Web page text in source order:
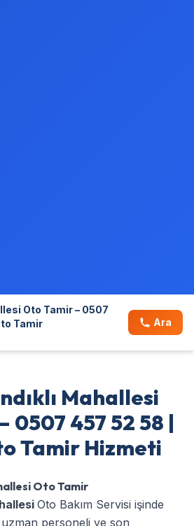
Oto Tamir – 0507
Tamir
Ara
Mahallesi
0507 457 52 58 |
Tamir Hizmeti
Oto Tamir
Oto Bakım Servisi işinde
personeli ve son